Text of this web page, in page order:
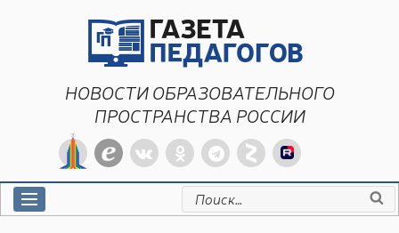
НОВОСТИ ОБРАЗОВАТЕЛЬНОГО
ПРОСТРАНСТВА РОССИИ
Искать: